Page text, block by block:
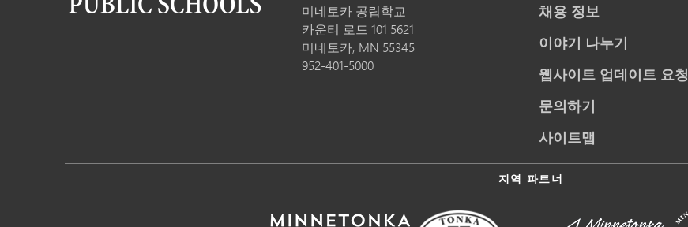
미네토카 공립학교
카운티 로드 101 5621
미네토카, MN 55345
952-401-5000
채용 정보
이야기 나누기
웹사이트 업데이트 요청
문의하기
사이트맵
지역 파트너